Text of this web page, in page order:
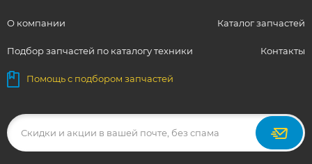
О компании Каталог запчастей
Подбор запчастей по каталогу техники Контакты
Помощь с подбором запчастей